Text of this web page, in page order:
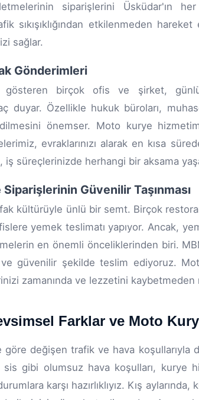
siparişlerini Üsküdar'ın her
sıkışıklığından etkilenmeden
sağlar.
Gönderimleri
gösteren birçok ofis ve şirket,
duyar. Özellikle hukuk büroları,
önemser. Moto kurye
evraklarınızı alarak en kısa
iş süreçlerinizde herhangi bir aksama
Güvenilir Taşınması
kültürüyle ünlü bir semt. Birçok
yemek teslimatı yapıyor. Ancak,
en önemli önceliklerinden biri.
ve güvenilir şekilde teslim ediyoruz.
zamanında ve lezzetini kaybetmeden
Farklar ve Moto
göre değişen trafik ve hava koşullarıyla
sis gibi olumsuz hava koşulları, kurye
karşı hazırlıklıyız. Kış